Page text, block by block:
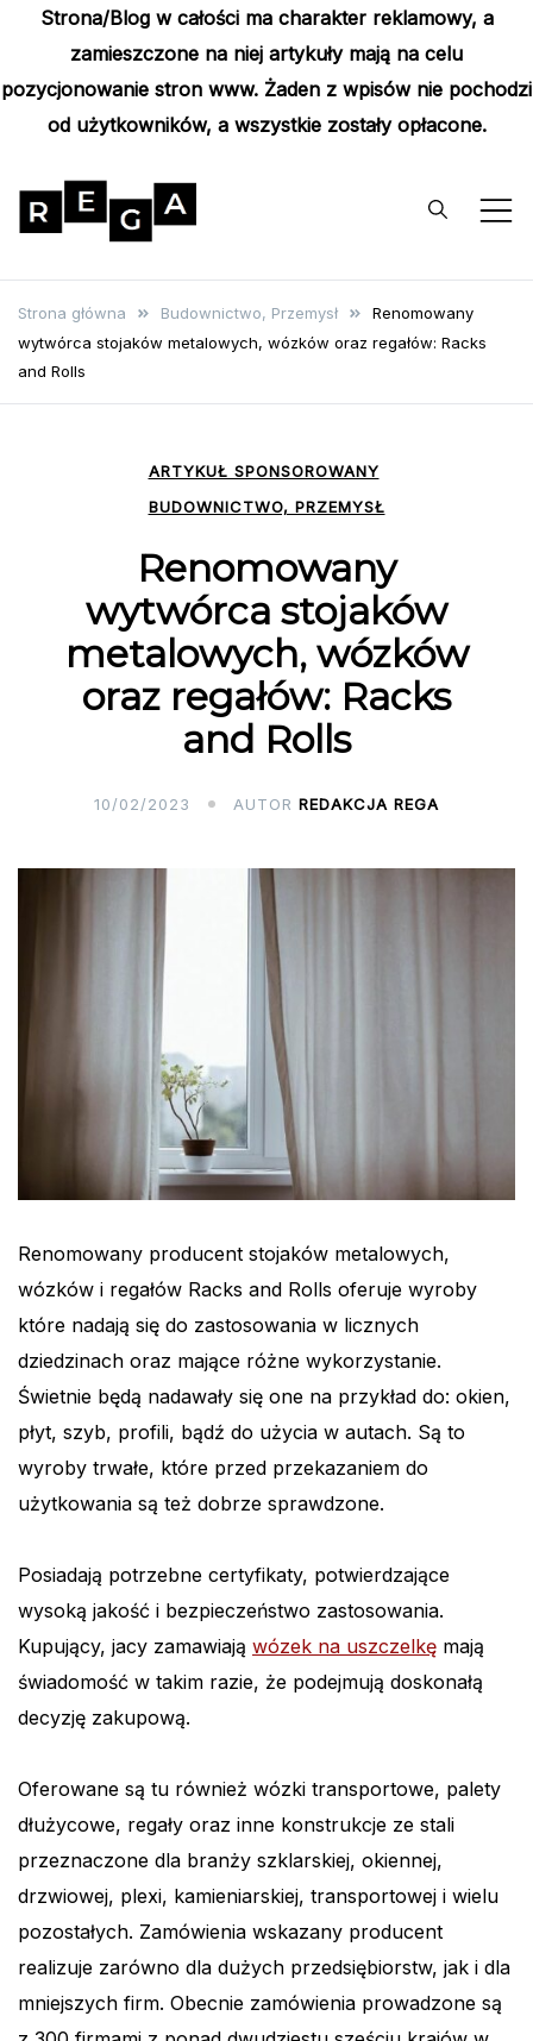
Strona/Blog w całości ma charakter reklamowy, a
zamieszczone na niej artykuły mają na celu
pozycjonowanie stron www. Żaden z wpisów nie pochodzi
od użytkowników, a wszystkie zostały opłacone.
content
Rega
Strona główna Budownictwo, Przemysł
Renomowany
wytwórca stojaków metalowych, wózków oraz regałów: Racks
and Rolls
ARTYKUŁ SPONSOROWANY
BUDOWNICTWO, PRZEMYSŁ
Renomowany
wytwórca stojaków
metalowych, wózków
oraz regałów: Racks
and Rolls
10/02/2023 AUTOR REDAKCJA REGA
Renomowany producent stojaków metalowych,
wózków i regałów Racks and Rolls oferuje wyroby
które nadają się do zastosowania w licznych
dziedzinach oraz mające różne wykorzystanie.
Świetnie będą nadawały się one na przykład do: okien,
płyt, szyb, profili, bądź do użycia w autach. Są to
wyroby trwałe, które przed przekazaniem do
użytkowania są też dobrze sprawdzone.
Posiadają potrzebne certyfikaty, potwierdzające
wysoką jakość i bezpieczeństwo zastosowania.
Kupujący, jacy zamawiają wózek na uszczelkę mają
świadomość w takim razie, że podejmują doskonałą
decyzję zakupową.
Oferowane są tu również wózki transportowe, palety
dłużycowe, regały oraz inne konstrukcje ze stali
przeznaczone dla branży szklarskiej, okiennej,
drzwiowej, plexi, kamieniarskiej, transportowej i wielu
pozostałych. Zamówienia wskazany producent
realizuje zarówno dla dużych przedsiębiorstw, jak i dla
mniejszych firm. Obecnie zamówienia prowadzone są